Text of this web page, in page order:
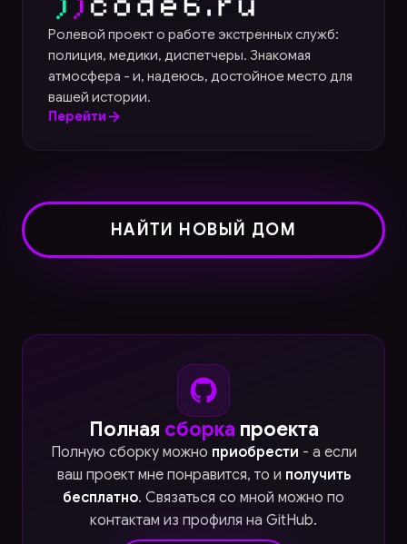
Ролевой проект о работе экстренных служб:
полиция, медики, диспетчеры. Знакомая
атмосфера - и, надеюсь, достойное место для
вашей истории.
Перейти
НАЙТИ НОВЫЙ ДОМ
Полная сборка проекта
Полную сборку можно приобрести - а если
ваш проект мне понравится, то и получить
бесплатно. Связаться со мной можно по
контактам из профиля на GitHub.